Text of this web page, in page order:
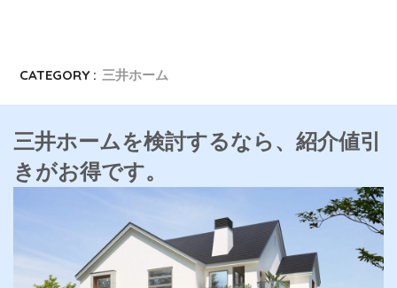
CATEGORY : 三井ホーム
三井ホームを検討するなら、紹介値引
きがお得です。